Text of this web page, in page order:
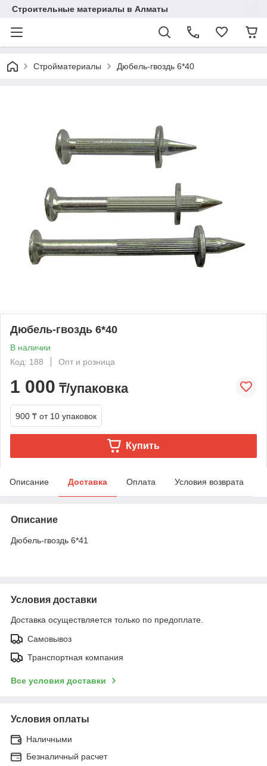
Строительные материалы в Алматы
Стройматериалы Дюбель-гвоздь 6*40
Дюбель-гвоздь 6*40
В наличии
Код: 188
Опт и розница
1 000 ₸/упаковка
900 ₸ от 10 упаковок
Купить
Описание Доставка Оплата Условия возврата
Описание
Дюбель-гвоздь 6*41
Условия доставки
Доставка осуществляется только по предоплате.
Самовывоз
Транспортная компания
Все условия доставки
Условия оплаты
Наличными
Безналичный расчет